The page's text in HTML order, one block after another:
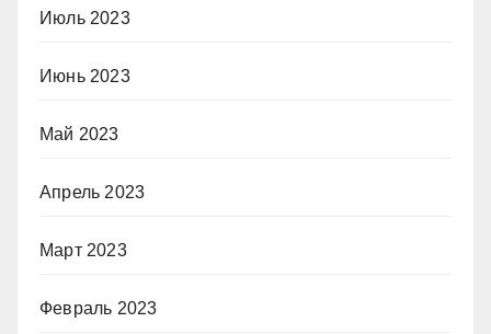
Июль 2023
Июнь 2023
Май 2023
Апрель 2023
Март 2023
Февраль 2023